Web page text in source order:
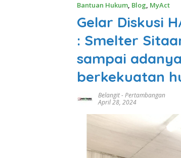
Bantuan Hukum, Blog, MyAct
Gelar Diskusi
: Smelter
sampai
berkekuatan
Belangit-Pertambangan
April 28, 2024